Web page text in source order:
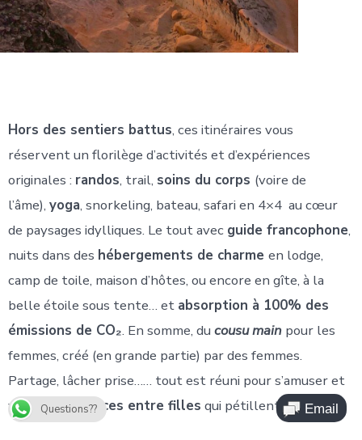
Hors des sentiers battus, ces itinéraires vous
réservent un florilège d’activités et d’expériences
originales : randos, trail, soins du corps (voire de
l’âme), yoga, snorkeling, bateau, safari en 4×4 au cœur
de paysages idylliques. Le tout avec guide francophone,
nuits dans des hébergements de charme en lodge,
camp de toile, maison d’hôtes, ou encore en gîte, à la
belle étoile sous tente… et absorption à 100% des
émissions de CO₂. En somme, du cousu main pour les
femmes, créé (en grande partie) par des femmes.
Partage, lâcher prise…… tout est réuni pour s’amuser et
vivre desvacances entre filles qui pétillent !Let’s go
Questions??